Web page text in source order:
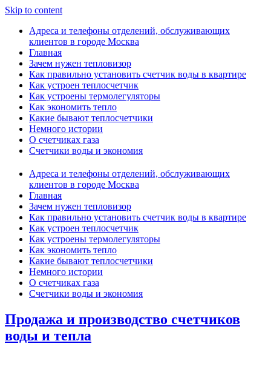
Skip to content
Адреса и телефоны отделений, обслуживающих
клиентов в городе Москва
Главная
Зачем нужен тепловизор
Как правильно установить счетчик воды в квартире
Как устроен теплосчетчик
Как устроены термолегуляторы
Как экономить тепло
Какие бывают теплосчетчики
Немного истории
О счетчиках газа
Счетчики воды и экономия
Адреса и телефоны отделений, обслуживающих
клиентов в городе Москва
Главная
Зачем нужен тепловизор
Как правильно установить счетчик воды в квартире
Как устроен теплосчетчик
Как устроены термолегуляторы
Как экономить тепло
Какие бывают теплосчетчики
Немного истории
О счетчиках газа
Счетчики воды и экономия
Продажа и производство счетчиков
воды и тепла